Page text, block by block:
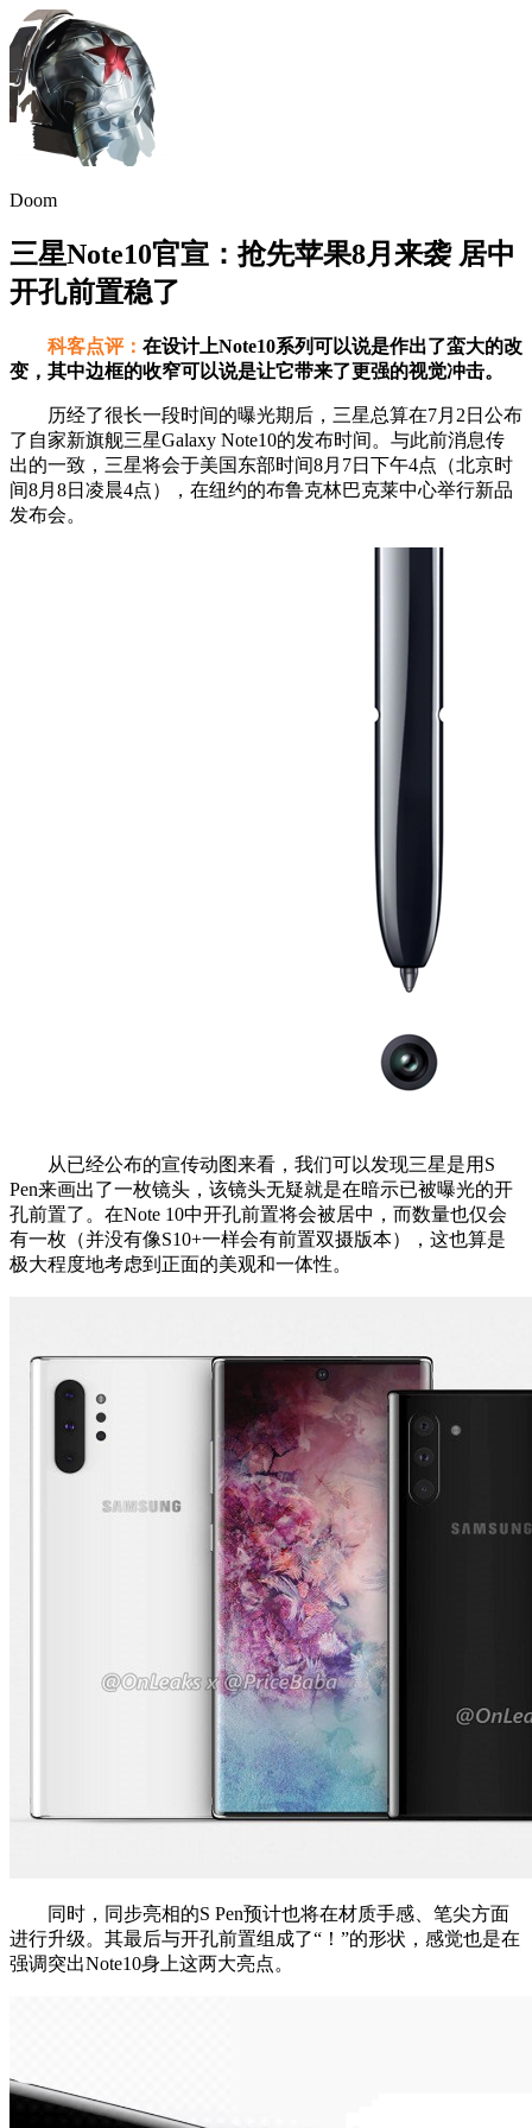
Doom
三星Note10官宣：抢先苹果8月来袭 居中
开孔前置稳了
科客点评： 在设计上Note10系列可以说是作出了蛮大的改
变，其中边框的收窄可以说是让它带来了更强的视觉冲击。
历经了很长一段时间的曝光期后，三星总算在7月2日公布
了自家新旗舰三星Galaxy Note10的发布时间。与此前消息传
出的一致，三星将会于美国东部时间8月7日下午4点（北京时
间8月8日凌晨4点），在纽约的布鲁克林巴克莱中心举行新品
发布会。
从已经公布的宣传动图来看，我们可以发现三星是用S
Pen来画出了一枚镜头，该镜头无疑就是在暗示已被曝光的开
孔前置了。在Note 10中开孔前置将会被居中，而数量也仅会
有一枚（并没有像S10+一样会有前置双摄版本），这也算是
极大程度地考虑到正面的美观和一体性。
同时，同步亮相的S Pen预计也将在材质手感、笔尖方面
进行升级。其最后与开孔前置组成了“！”的形状，感觉也是在
强调突出Note10身上这两大亮点。